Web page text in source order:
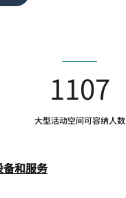
1107
大型活动空间可容纳人数
备和服务